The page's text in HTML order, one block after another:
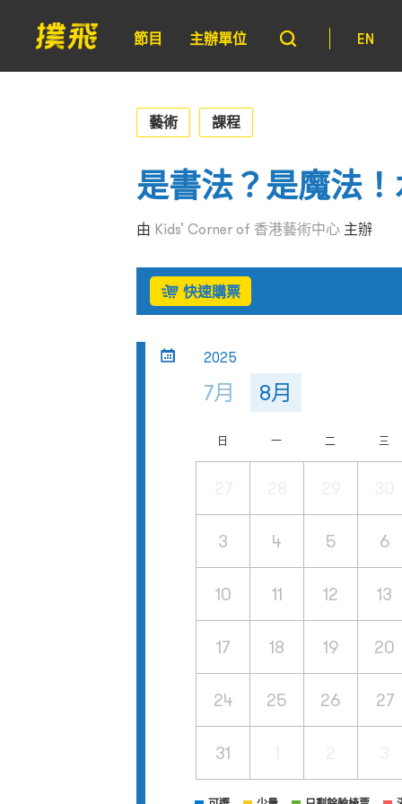
節目 主辦單位 EN
藝術 課程
是書法？是魔法！
由 Kids’ Corner of 香港藝術中心 主辦
快速購票
2025
7月 8月
日 一 二 三
3 4 5 6
10 11 12 13
17 18 19 20
24 25 26 27
31